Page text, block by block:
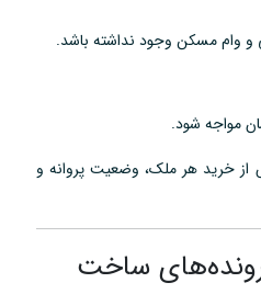
و وام مسکن وجود نداشته باشد.
مواجه شود.
خرید هر ملک، وضعیت پروانه و
ساخت